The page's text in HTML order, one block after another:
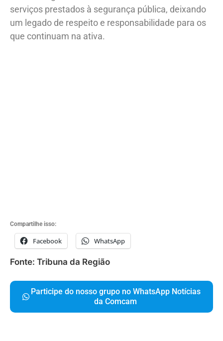
serviços prestados à segurança pública, deixando
um legado de respeito e responsabilidade para os
que continuam na ativa.
Compartilhe isso:
Facebook WhatsApp
Fonte: Tribuna da Região
Participe do nosso grupo no WhatsApp Notícias
da Comcam